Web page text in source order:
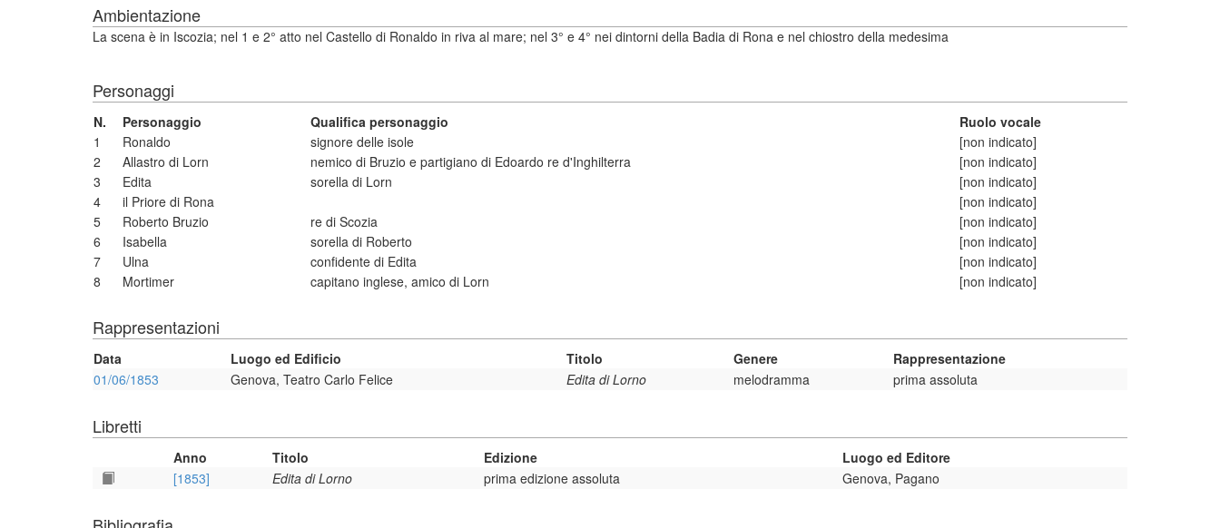
Ambientazione
La scena è in Iscozia; nel 1 e 2° atto nel Castello di Ronaldo in riva al mare; nel 3° e 4° nei dintorni della Badia di Rona e nel chiostro della medesima
Personaggi
N. Personaggio Qualifica personaggio
Ruolo vocale
1
Ronaldo signore delle isole
[non indicato]
2
Allastro di Lorn nemico di Bruzio e partigiano di Edoardo re d'Inghilterra
[non indicato]
3
Edita sorella di Lorn
[non indicato]
4
il Priore di Rona
[non indicato]
5
Roberto Bruzio re di Scozia
[non indicato]
6
Isabella sorella di Roberto
[non indicato]
7
Ulna confidente di Edita
[non indicato]
8
Mortimer capitano inglese, amico di Lorn [non indicato]
Rappresentazioni
Data Luogo ed Edificio Titolo Genere
Rappresentazione
01/06/1853
Genova, Teatro Carlo Felice Edita di Lorno melodramma prima assoluta
Libretti
Anno Titolo Edizione
Luogo ed Editore
[1853]
Edita di Lorno prima edizione assoluta Genova, Pagano